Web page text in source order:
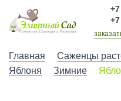
Главная Саженцы
Яблоня
Зимние